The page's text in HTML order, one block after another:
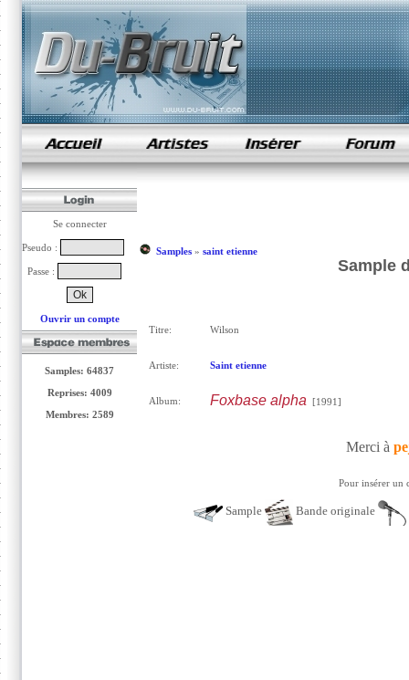
samples de rap
Se connecter
Pseudo :
Passe :
Ouvrir un compte
Samples: 64837
Reprises: 4009
Membres: 2589
Samples» saint etienne
Sample
Titre: Wilson
Artiste: Saint etienne
Album: Foxbase alpha [1991]
Merci à
Pour insérer un
Sample Bande originale